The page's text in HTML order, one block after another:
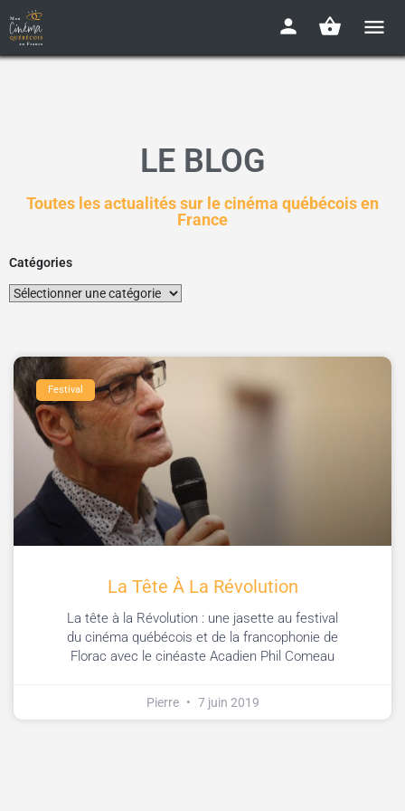
LE BLOG
Toutes les actualités sur le cinéma québécois en
France
Catégories
Festival
La Tête À La Révolution
La tête à la Révolution : une jasette au festival
du cinéma québécois et de la francophonie de
Florac avec le cinéaste Acadien Phil Comeau
Pierre 7 juin 2019